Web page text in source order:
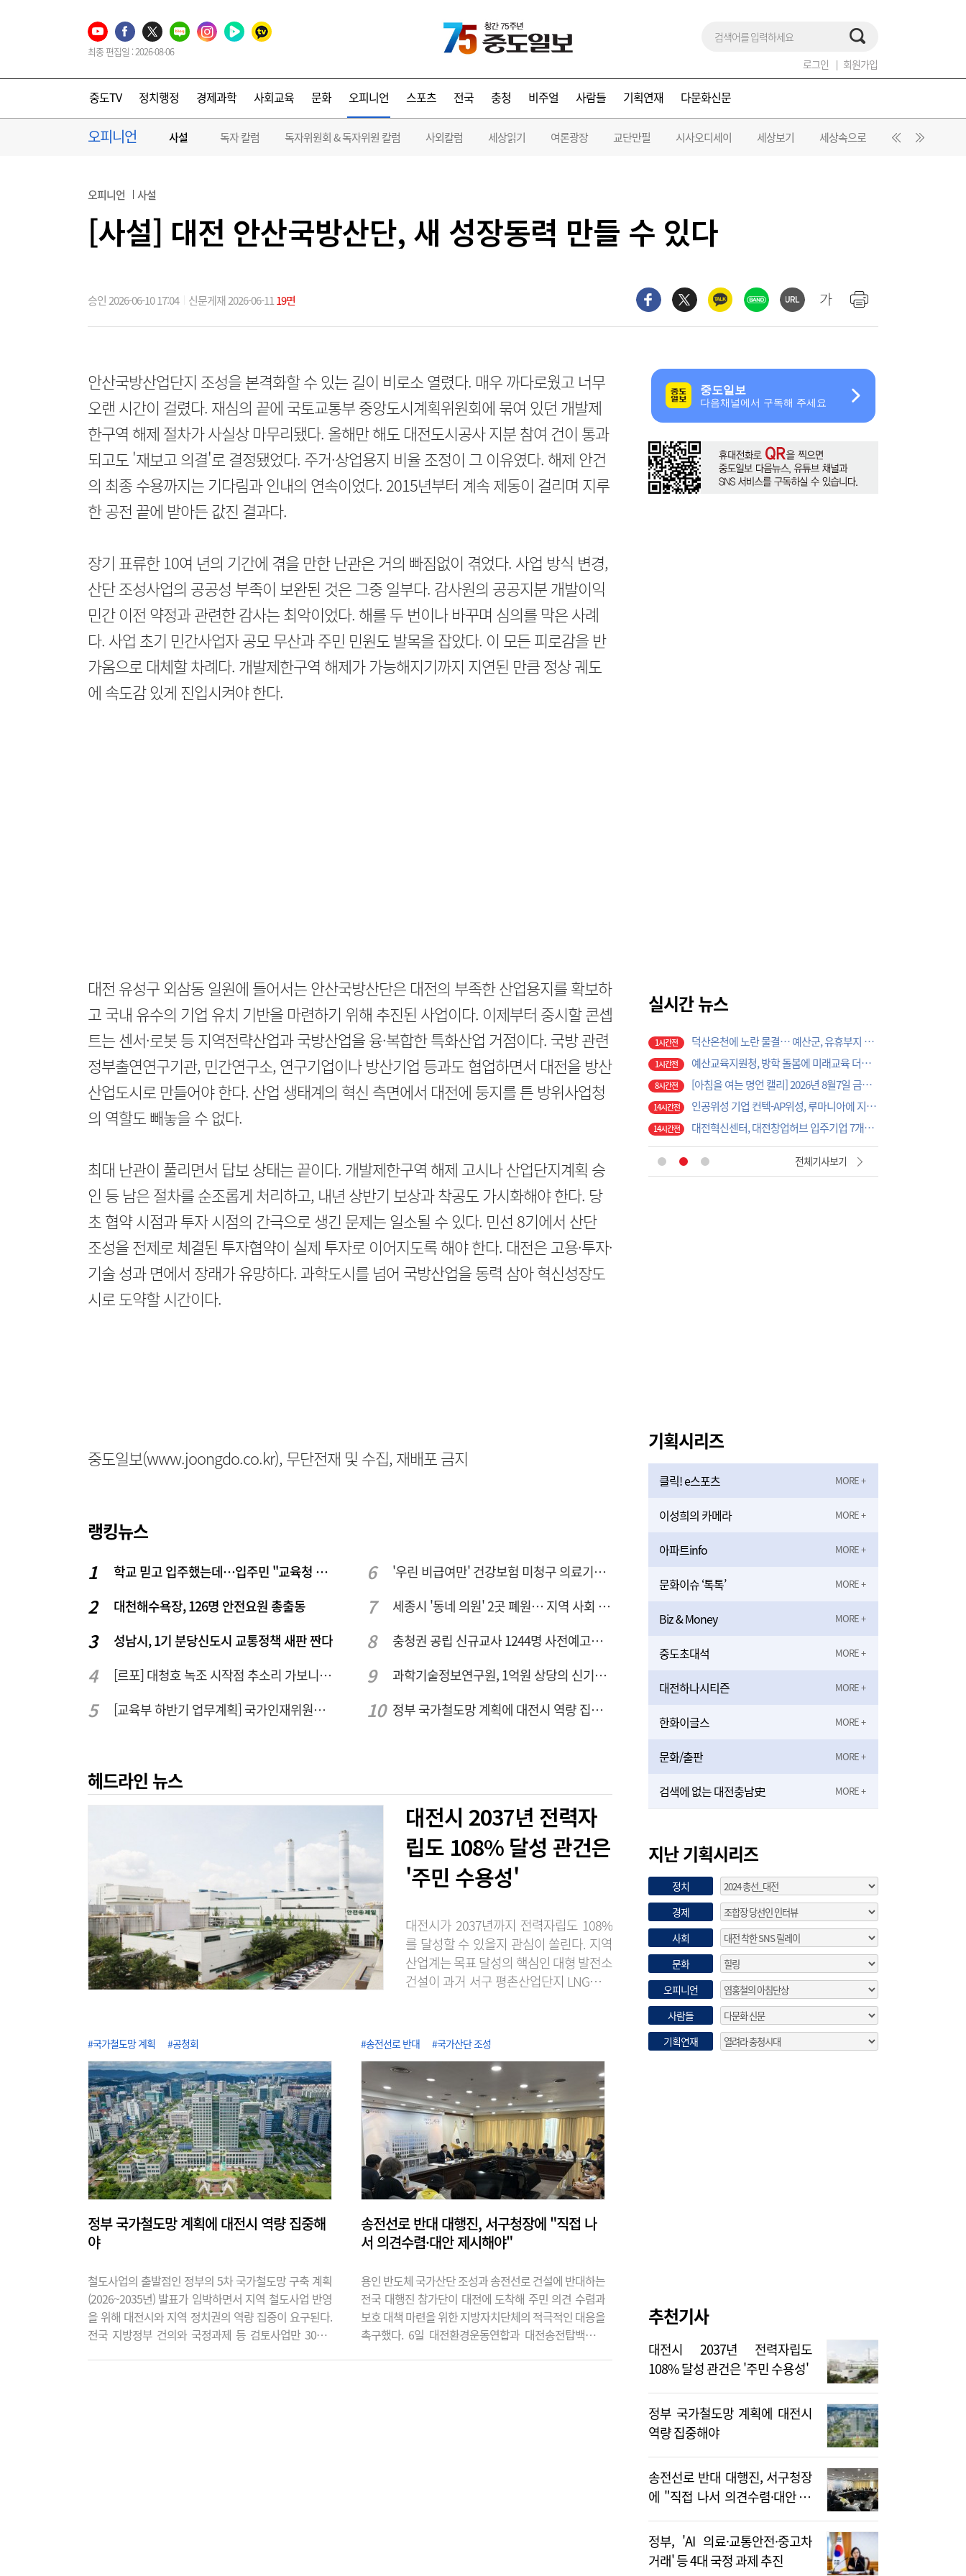
최종 편집일 : 2026-08-06
로그인 회원가입
중도TV 정치행정 경제과학 사회교육 문화 오피니언 스포츠 전국 충청 비주얼 사람들 기획연재 다문화신문
오피니언 사설 독자 칼럼 독자위원회 & 독자위원 칼럼 사외칼럼 세상읽기 여론광장 교단만필 시사오디세이 세상보기 세상속으로 춘하추동
오피니언 사설
[사설] 대전 안산국방산단, 새 성장동력 만들 수 있다
승인 2026-06-10 17:04 신문게재 2026-06-1119면
안산국방산업단지 조성을 본격화할 수 있는 길이 비로소 열렸다. 매우 까다로웠고 너무
오랜 시간이 걸렸다. 재심의 끝에 국토교통부 중앙도시계획위원회에 묶여 있던 개발제
한구역 해제 절차가 사실상 마무리됐다. 올해만 해도 대전도시공사 지분 참여 건이 통과
되고도 '재보고 의결'로 결정됐었다. 주거·상업용지 비율 조정이 그 이유였다. 해제 안건
의 최종 수용까지는 기다림과 인내의 연속이었다. 2015년부터 계속 제동이 걸리며 지루
한 공전 끝에 받아든 값진 결과다.
장기 표류한 10여 년의 기간에 겪을 만한 난관은 거의 빠짐없이 겪었다. 사업 방식 변경,
산단 조성사업의 공공성 부족이 보완된 것은 그중 일부다. 감사원의 공공지분 개발이익
민간 이전 약정과 관련한 감사는 최악이었다. 해를 두 번이나 바꾸며 심의를 막은 사례
다. 사업 초기 민간사업자 공모 무산과 주민 민원도 발목을 잡았다. 이 모든 피로감을 반
가움으로 대체할 차례다. 개발제한구역 해제가 가능해지기까지 지연된 만큼 정상 궤도
에 속도감 있게 진입시켜야 한다.
대전 유성구 외삼동 일원에 들어서는 안산국방산단은 대전의 부족한 산업용지를 확보하
고 국내 유수의 기업 유치 기반을 마련하기 위해 추진된 사업이다. 이제부터 중시할 콘셉
트는 센서·로봇 등 지역전략산업과 국방산업을 융·복합한 특화산업 거점이다. 국방 관련
정부출연연구기관, 민간연구소, 연구기업이나 방산기업 등과도 협업하면서 대전을 방산
산업도시로 만들어야 한다. 산업 생태계의 혁신 측면에서 대전에 둥지를 튼 방위사업청
의 역할도 빼놓을 수 없다.
최대 난관이 풀리면서 답보 상태는 끝이다. 개발제한구역 해제 고시나 산업단지계획 승
인 등 남은 절차를 순조롭게 처리하고, 내년 상반기 보상과 착공도 가시화해야 한다. 당
초 협약 시점과 투자 시점의 간극으로 생긴 문제는 일소될 수 있다. 민선 8기에서 산단
조성을 전제로 체결된 투자협약이 실제 투자로 이어지도록 해야 한다. 대전은 고용·투자·
기술 성과 면에서 장래가 유망하다. 과학도시를 넘어 국방산업을 동력 삼아 혁신성장도
시로 도약할 시간이다.
중도일보(www.joongdo.co.kr), 무단전재 및 수집, 재배포 금지
랭킹뉴스
학교 믿고 입주했는데…입주민 "교육청 중재 나서라"
대천해수욕장, 126명 안전요원 총출동
성남시, 1기 분당신도시 교통정책 새판 짠다
[르포] 대청호 녹조 시작점 추소리 가보니…걷어내도 짙은 초록빛
[교육부 하반기 업무계획] 국가인재위원회 신설… 거점국립대 3곳 성장엔진·AI 분야 패키지 지원
'우린 비급여만' 건강보험 미청구 의료기관 대전 65곳 충남 31곳
세종시 '동네 의원' 2곳 폐원… 지역 사회 도마 위
충청권 공립 신규교사 1244명 사전예고… 대전 초등 34명서 4명으로
과학기술정보연구원, 1억원 상당의 신기술 기업 이전 완료
정부 국가철도망 계획에 대전시 역량 집중해야
헤드라인 뉴스
대전시 2037년 전력자
립도 108% 달성 관건은
'주민 수용성'
대전시가 2037년까지 전력자립도 108%
를 달성할 수 있을지 관심이 쏠린다. 지역
산업계는 목표 달성의 핵심인 대형 발전소
건설이 과거 서구 평촌산업단지 LNG발전
인 시각을 보이고 있다. 6일 에너지경제연
르면 2024년 기준 대전의 전력자립도는
2.96%로 전국 17개 광역시·도 가운데 최
저 수준을 기록했다. 전력자립도가 5%를
밑도는 지역은 전국에서 대전이 유일하다.
16위 광주(9.56%)의 3분의 1에도 못..
#국가철도망 계획 #공청회
정부 국가철도망 계획에 대전시 역량 집중해
야
철도사업의 출발점인 정부의 5차 국가철도망 구축 계획
(2026~2035년) 발표가 임박하면서 지역 철도사업 반영
을 위해 대전시와 지역 정치권의 역량 집중이 요구된다.
전국 지방정부 건의와 국정과제 등 검토사업만 300개
#송전선로 반대 #국가산단 조성
송전선로 반대 대행진, 서구청장에 "직접 나
서 의견수렴·대안 제시해야"
용인 반도체 국가산단 조성과 송전선로 건설에 반대하는
전국 대행진 참가단이 대전에 도착해 주민 의견 수렴과
보호 대책 마련을 위한 지방자치단체의 적극적인 대응을
촉구했다. 6일 대전환경운동연합과 대전송전탑백지화
실시간 뉴스
1시간전
1시간전 덕산온천에 노란 물결… 예산군, 유휴부지 활용한 해바라기 꽃밭으로 관광객 발길 유도
1시간전 예산교육지원청, 방학 돌봄에 미래교육 더했다… 초등생 대상 AI·과학 현장체험 운영
8시간전 [아침을 여는 명언 캘리] 2026년 8월7일 금요일
14시간전 인공위성 기업 컨텍-AP위성, 루마니아에 지상국 시스템 전수
14시간전 대전혁신센터, 대전창업허브 입주기업 7개사 모집
49분전 당진소방서, '1등을 향해 정조준'… 의용소방대 강의경연대회 시연회 개최
1시간전 세계의 목소리로 만나는 우리 노래… 당진문화재단, 2026 '한국가곡 대축제' 개최
전체기사보기
기획시리즈
클릭! e스포츠
이성희의 카메라
아파트info
문화이슈 ‘톡톡’
Biz & Money
중도초대석
대전하나시티즌
한화이글스
문화/출판
검색에 없는 대전충남史
지난 기획시리즈
정치
경제
사회
문화
오피니언
사람들
기획연재
추천기사
대전시 2037년 전력자립도
108% 달성 관건은 '주민 수용성'
정부 국가철도망 계획에 대전시
역량 집중해야
송전선로 반대 대행진, 서구청장
에 "직접 나서 의견수렴·대안 제
시해야"
정부, 'AI 의료·교통안전·중고차
거래' 등 4대 국정 과제 추진